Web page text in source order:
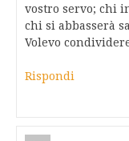
vostro servo; chi
chi si abbasserà
Volevo
Rispondi